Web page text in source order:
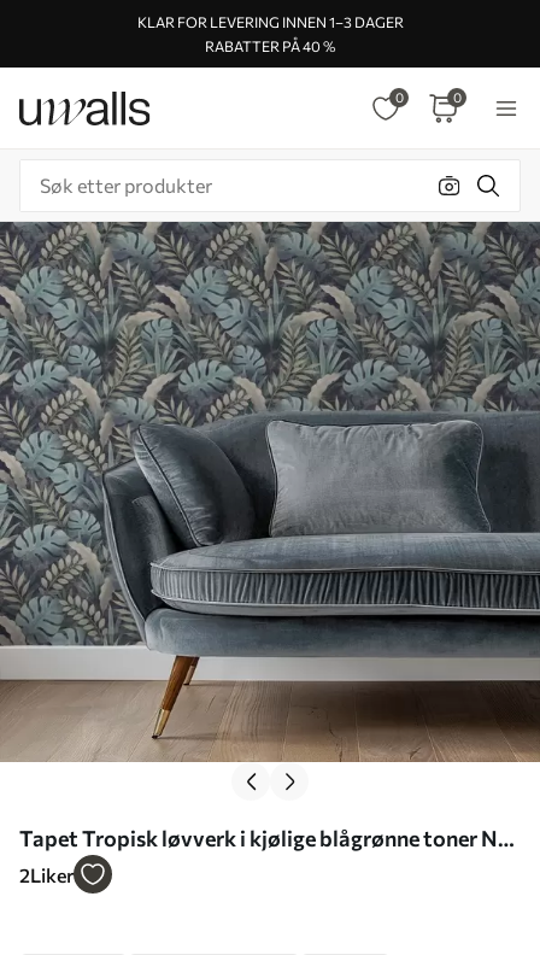
KLAR FOR LEVERING INNEN 1–3 DAGER
RABATTER PÅ 40 %
0 0
Tapet Tropisk løvverk i kjølige blågrønne toner Nr.
a01035
2Liker